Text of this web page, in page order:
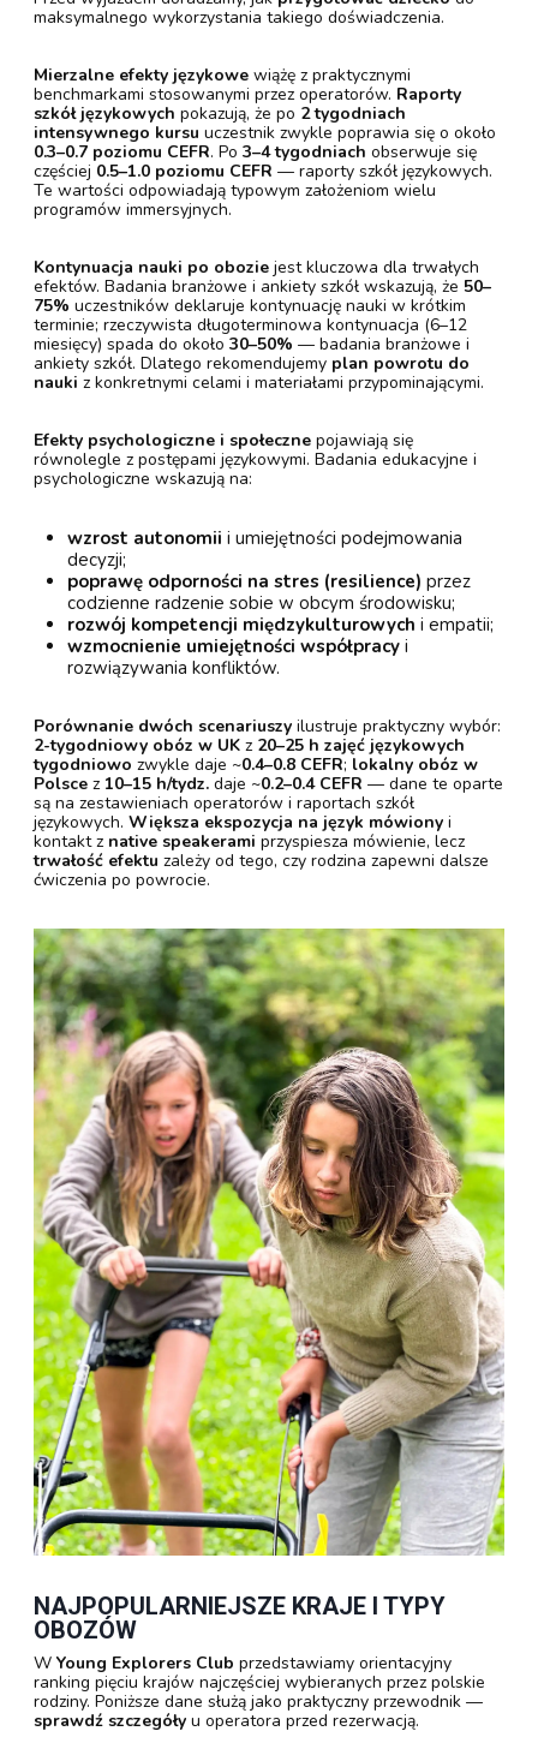
maksymalnego wykorzystania takiego doświadczenia.
Mierzalne efekty językowe wiążę z praktycznymi
benchmarkami stosowanymi przez operatorów. Raporty
szkół językowych pokazują, że po 2 tygodniach
intensywnego kursu uczestnik zwykle poprawia się o około
0.3–0.7 poziomu CEFR. Po 3–4 tygodniach obserwuje się
częściej 0.5–1.0 poziomu CEFR — raporty szkół językowych.
Te wartości odpowiadają typowym założeniom wielu
programów immersyjnych.
Kontynuacja nauki po obozie jest kluczowa dla trwałych
efektów. Badania branżowe i ankiety szkół wskazują, że 50–
75% uczestników deklaruje kontynuację nauki w krótkim
terminie; rzeczywista długoterminowa kontynuacja (6–12
miesięcy) spada do około 30–50% — badania branżowe i
ankiety szkół. Dlatego rekomendujemy plan powrotu do
nauki z konkretnymi celami i materiałami przypominającymi.
Efekty psychologiczne i społeczne pojawiają się
równolegle z postępami językowymi. Badania edukacyjne i
psychologiczne wskazują na:
wzrost autonomii i umiejętności podejmowania
decyzji;
poprawę odporności na stres (resilience) przez
codzienne radzenie sobie w obcym środowisku;
rozwój kompetencji międzykulturowych i empatii;
wzmocnienie umiejętności współpracy i
rozwiązywania konfliktów.
Porównanie dwóch scenariuszy ilustruje praktyczny wybór:
2-tygodniowy obóz w UK z 20–25 h zajęć językowych
tygodniowo zwykle daje ~0.4–0.8 CEFR; lokalny obóz w
Polsce z 10–15 h/tydz. daje ~0.2–0.4 CEFR — dane te oparte
są na zestawieniach operatorów i raportach szkół
językowych. Większa ekspozycja na język mówiony i
kontakt z native speakerami przyspiesza mówienie, lecz
trwałość efektu zależy od tego, czy rodzina zapewni dalsze
ćwiczenia po powrocie.
NAJPOPULARNIEJSZE KRAJE I TYPY
OBOZÓW
W Young Explorers Club przedstawiamy orientacyjny
ranking pięciu krajów najczęściej wybieranych przez polskie
rodziny. Poniższe dane służą jako praktyczny przewodnik —
sprawdź szczegóły u operatora przed rezerwacją.